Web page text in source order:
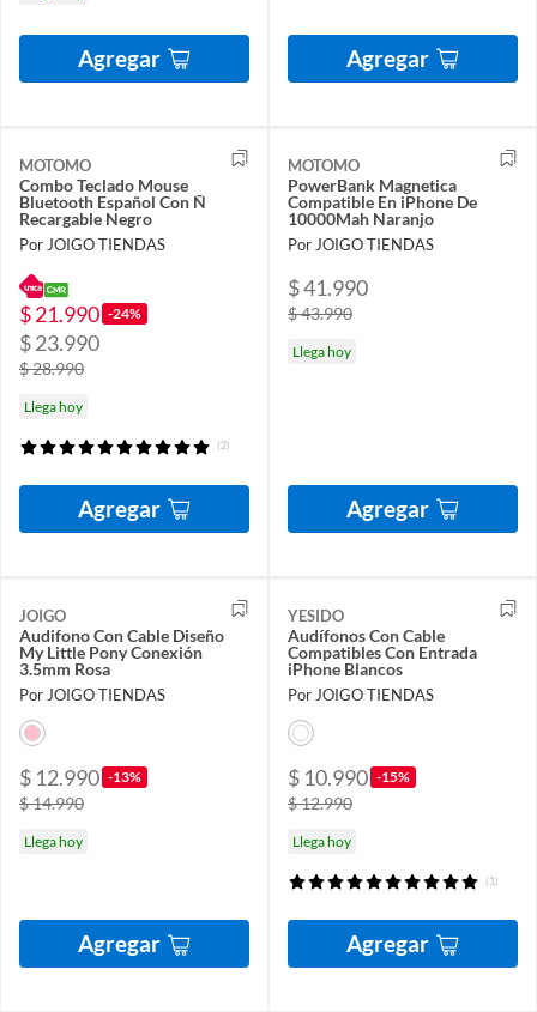
Agregar Agregar
MOTOMO
Combo Teclado Mouse
Bluetooth Español Con Ñ
Recargable Negro
Por JOIGO TIENDAS
$ 21.990 -24%
$ 23.990
$ 28.990
Llega hoy
(2)
Agregar
MOTOMO
PowerBank Magnetica
Compatible En iPhone De
10000Mah Naranjo
Por JOIGO TIENDAS
$ 41.990
$ 43.990
Llega hoy
Agregar
JOIGO
Audifono Con Cable Diseño
My Little Pony Conexión
3.5mm Rosa
Por JOIGO TIENDAS
$ 12.990 -13%
$ 14.990
Llega hoy
Agregar
YESIDO
Audífonos Con Cable
Compatibles Con Entrada
iPhone Blancos
Por JOIGO TIENDAS
$ 10.990 -15%
$ 12.990
Llega hoy
(1)
Agregar